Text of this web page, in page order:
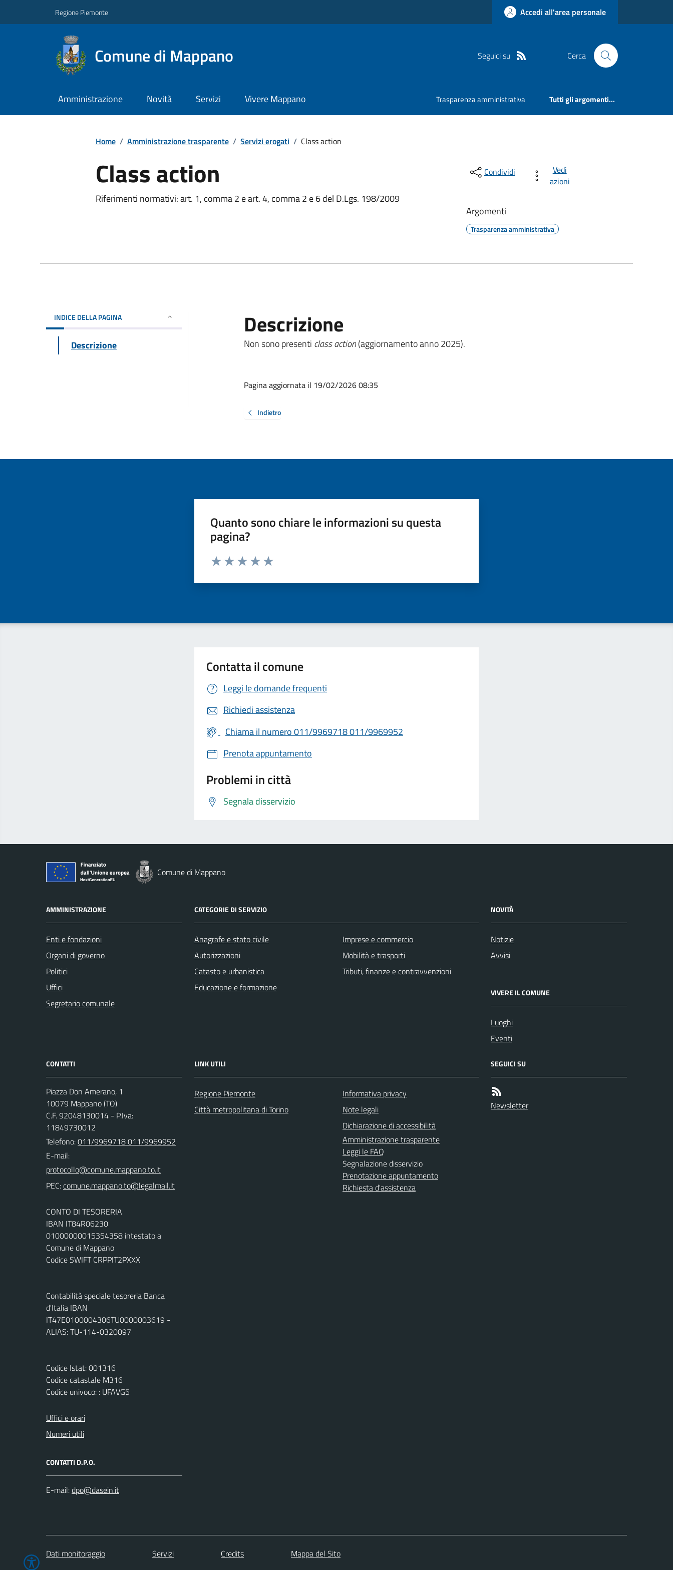
Regione Piemonte Accedi all'area personale
Comune di Mappano Seguici su Cerca
Amministrazione Novità Servizi Vivere Mappano Trasparenza amministrativa Tutti gli argomenti...
Home / Amministrazione trasparente / Servizi erogati / Class action
Class action
Riferimenti normativi: art. 1, comma 2 e art. 4, comma 2 e 6 del D.Lgs. 198/2009
Condividi
Vedi
azioni
Argomenti
Trasparenza amministrativa
INDICE DELLA PAGINA
Descrizione
Descrizione
Non sono presenti class action(aggiornamento anno 2025).
Pagina aggiornata il 19/02/2026 08:35
Indietro
Quanto sono chiare le informazioni su questa
pagina?
Valuta da 1 a 5 stelle la pagina
Contatta il comune
Leggi le domande frequenti
Richiedi assistenza
Chiama il numero 011/9969718 011/9969952
Prenota appuntamento
Problemi in città
Segnala disservizio
Comune di Mappano
AMMINISTRAZIONE
Enti e fondazioni
Organi di governo
Politici
Uffici
Segretario comunale
CATEGORIE DI SERVIZIO
Anagrafe e stato civile
Autorizzazioni
Catasto e urbanistica
Educazione e formazione
Imprese e commercio
Mobilità e trasporti
Tributi, finanze e contravvenzioni
NOVITÀ
Notizie
Avvisi
VIVERE IL COMUNE
Luoghi
Eventi
CONTATTI
Piazza Don Amerano, 1
10079 Mappano (TO)
C.F. 92048130014 - P.Iva:
11849730012
Telefono:011/9969718 011/9969952
E-mail:
PEC:
CONTO DI TESORERIA
IBAN IT84R06230
01000000015354358 intestato a
Comune di Mappano
Codice SWIFT CRPPIT2PXXX
Contabilità speciale tesoreria Banca
d'Italia IBAN
IT47E0100004306TU0000003619 -
ALIAS: TU-114-0320097
Codice Istat: 001316
Codice catastale M316
Codice univoco: : UFAVG5
Uffici e orari
Numeri utili
CONTATTI D.P.O.
E-mail:
LINK UTILI
Regione Piemonte
Città metropolitana di Torino
Informativa privacy
Note legali
Dichiarazione di accessibilità
Amministrazione trasparente
Leggi le FAQ
Segnalazione disservizio
Prenotazione appuntamento
Richiesta d'assistenza
SEGUICI SU
Newsletter
Dati monitoraggio Servizi Credits Mappa del Sito